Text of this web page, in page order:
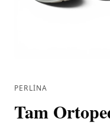
PERLINA
Tam